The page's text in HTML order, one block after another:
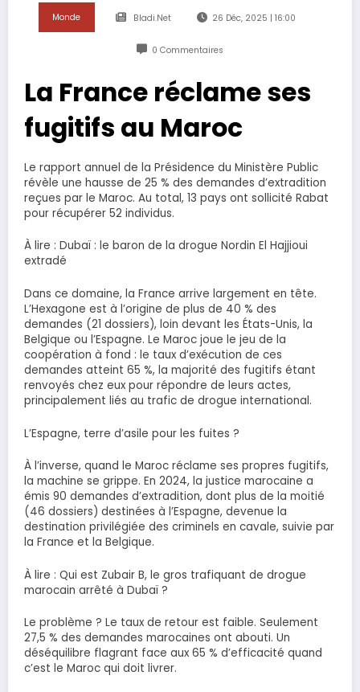
Monde Bladi.net 26 Déc, 2025 | 16:00
0 Commentaires
La France réclame ses
fugitifs au Maroc
Le rapport annuel de la Présidence du Ministère Public
révèle une hausse de 25 % des demandes d’extradition
reçues par le Maroc. Au total, 13 pays ont sollicité Rabat
pour récupérer 52 individus.
À lire : Dubaï : le baron de la drogue Nordin El Hajjioui
extradé
Dans ce domaine, la France arrive largement en tête.
L’Hexagone est à l’origine de plus de 40 % des
demandes (21 dossiers), loin devant les États-Unis, la
Belgique ou l’Espagne. Le Maroc joue le jeu de la
coopération à fond : le taux d’exécution de ces
demandes atteint 65 %, la majorité des fugitifs étant
renvoyés chez eux pour répondre de leurs actes,
principalement liés au trafic de drogue international.
L’Espagne, terre d’asile pour les fuites ?
À l’inverse, quand le Maroc réclame ses propres fugitifs,
la machine se grippe. En 2024, la justice marocaine a
émis 90 demandes d’extradition, dont plus de la moitié
(46 dossiers) destinées à l’Espagne, devenue la
destination privilégiée des criminels en cavale, suivie par
la France et la Belgique.
À lire : Qui est Zubair B, le gros trafiquant de drogue
marocain arrêté à Dubaï ?
Le problème ? Le taux de retour est faible. Seulement
27,5 % des demandes marocaines ont abouti. Un
déséquilibre flagrant face aux 65 % d’efficacité quand
c’est le Maroc qui doit livrer.